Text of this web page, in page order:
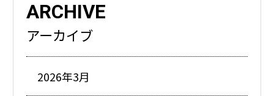
ARCHIVE
アーカイブ
2026年3月